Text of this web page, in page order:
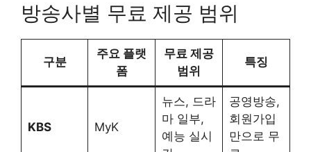
방송사별 무료 제공 범위
구분
주요 플랫
폼
무료 제공
범위
특징
KBS MyK
뉴스, 드라
마 일부,
예능 실시
공영방송,
회원가입
만으로 무